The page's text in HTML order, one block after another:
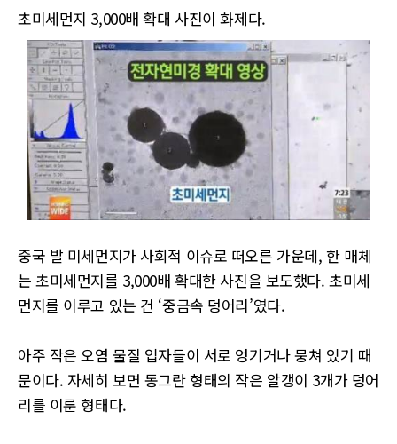
초미세먼지 3,000배 확대 사진이 화제다.
중국 발 미세먼지가 사회적 이슈로 떠오른 가운데, 한 매체
는 초미세먼지를 3,000배 확대한 사진을 보도했다. 초미세
먼지를 이루고 있는 건 ‘중금속 덩어리’였다.
아주 작은 오염 물질 입자들이 서로 엉기거나 뭉쳐 있기 때
문이다. 자세히 보면 동그란 형태의 작은 알갱이 3개가 덩어
리를 이룬 형태다.